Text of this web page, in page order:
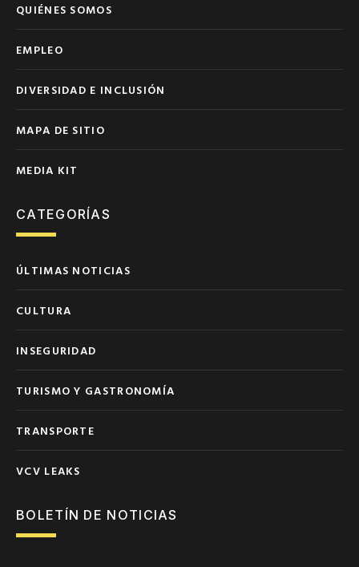
QUIÉNES SOMOS
EMPLEO
DIVERSIDAD E INCLUSIÓN
MAPA DE SITIO
MEDIA KIT
CATEGORÍAS
ÚLTIMAS NOTICIAS
CULTURA
INSEGURIDAD
TURISMO Y GASTRONOMÍA
TRANSPORTE
VCV LEAKS
BOLETÍN DE NOTICIAS